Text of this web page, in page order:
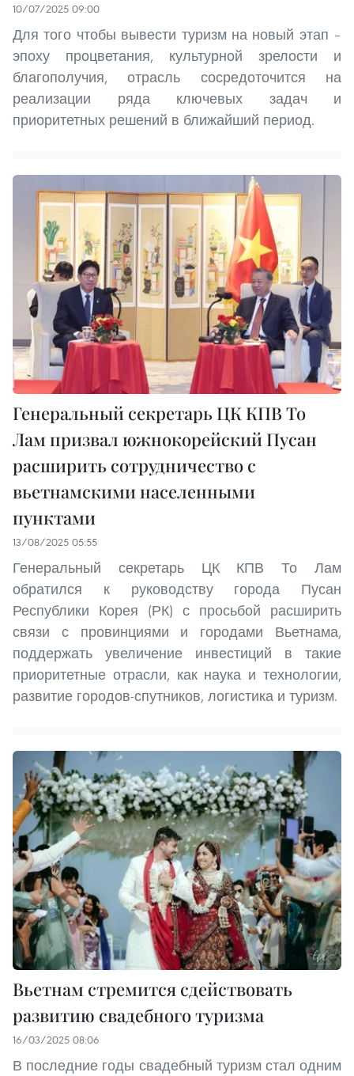
10/07/2025 09:00
Для того чтобы вывести туризм на новый этап –
эпоху процветания, культурной зрелости и
благополучия, отрасль сосредоточится на
реализации ряда ключевых задач и
приоритетных решений в ближайший период.
Генеральный секретарь ЦК КПВ То
Лам призвал южнокорейский Пусан
расширить сотрудничество с
вьетнамскими населенными
пунктами
13/08/2025 05:55
Генеральный секретарь ЦК КПВ То Лам
обратился к руководству города Пусан
Республики Корея (РК) с просьбой расширить
связи с провинциями и городами Вьетнама,
поддержать увеличение инвестиций в такие
приоритетные отрасли, как наука и технологии,
развитие городов-спутников, логистика и туризм.
Вьетнам стремится сдействовать
развитию свадебного туризма
16/03/2025 08:06
В последние годы свадебный туризм стал одним